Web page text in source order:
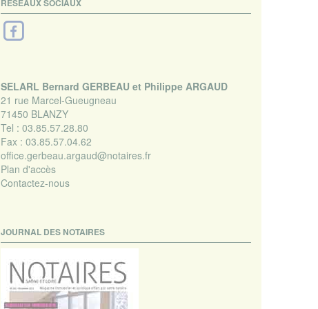
SELARL Bernard GERBEAU et Philippe ARGAUD
21 rue Marcel-Gueugneau
71450 BLANZY
Tel : 03.85.57.28.80
Fax : 03.85.57.04.62
office.gerbeau.argaud@notaires.fr
Plan d'accès
Contactez-nous
JOURNAL DES NOTAIRES